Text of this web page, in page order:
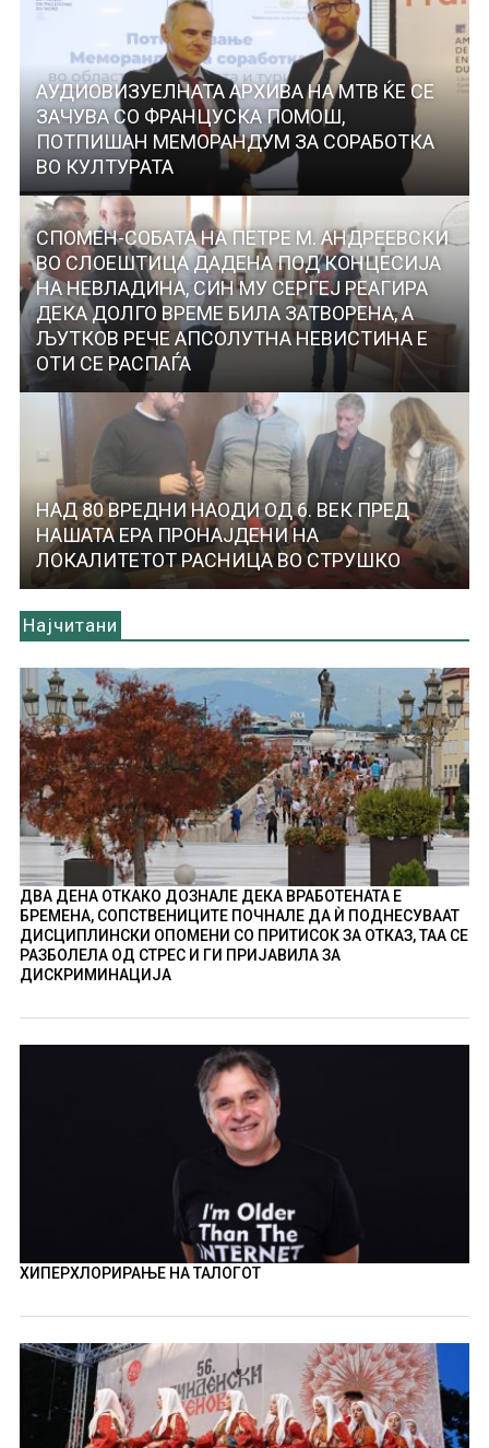
АУДИОВИЗУЕЛНАТА АРХИВА НА МТВ ЌЕ СЕ
ЗАЧУВА СО ФРАНЦУСКА ПОМОШ,
ПОТПИШАН МЕМОРАНДУМ ЗА СОРАБОТКА
ВО КУЛТУРАТА
СПОМЕН-СОБАТА НА ПЕТРЕ М. АНДРЕЕВСКИ
ВО СЛОЕШТИЦА ДАДЕНА ПОД КОНЦЕСИЈА
НА НЕВЛАДИНА, СИН МУ СЕРГЕЈ РЕАГИРА
ДЕКА ДОЛГО ВРЕМЕ БИЛА ЗАТВОРЕНА, А
ЉУТКОВ РЕЧЕ АПСОЛУТНА НЕВИСТИНА Е
ОТИ СЕ РАСПАЃА
НАД 80 ВРЕДНИ НАОДИ ОД 6. ВЕК ПРЕД
НАШАТА ЕРА ПРОНАЈДЕНИ НА
ЛОКАЛИТЕТОТ РАСНИЦА ВО СТРУШКО
Најчитани
ДВА ДЕНА ОТКАКО ДОЗНАЛЕ ДЕКА ВРАБОТЕНАТА Е
БРЕМЕНА, СОПСТВЕНИЦИТЕ ПОЧНАЛЕ ДА Ѝ ПОДНЕСУВААТ
ДИСЦИПЛИНСКИ ОПОМЕНИ СО ПРИТИСОК ЗА ОТКАЗ, ТАА СЕ
РАЗБОЛЕЛА ОД СТРЕС И ГИ ПРИЈАВИЛА ЗА
ДИСКРИМИНАЦИЈА
ХИПЕРХЛОРИРАЊЕ НА ТАЛОГОТ